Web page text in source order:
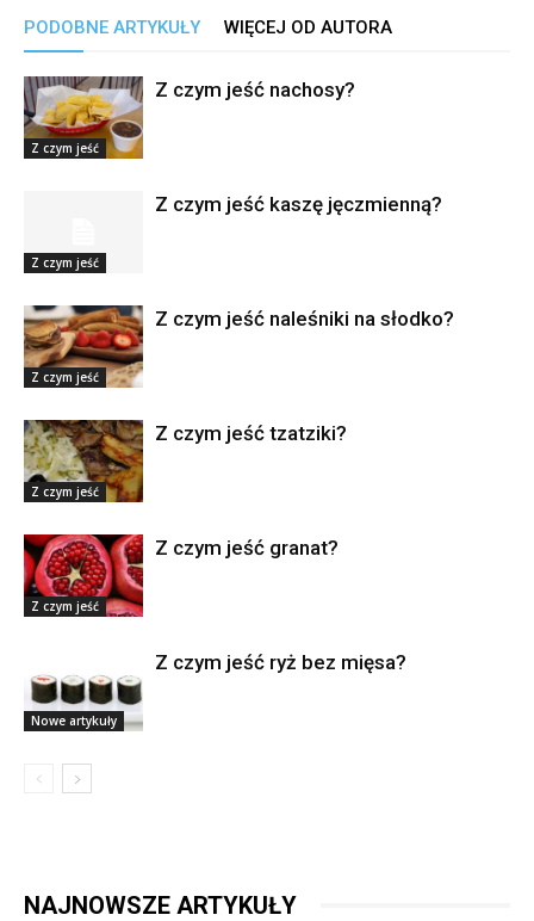
PODOBNE ARTYKUŁY WIĘCEJ OD AUTORA
Z czym jeść
Z czym jeść nachosy?
Z czym jeść
Z czym jeść kaszę jęczmienną?
Z czym jeść
Z czym jeść naleśniki na słodko?
Z czym jeść
Z czym jeść tzatziki?
Z czym jeść
Z czym jeść granat?
Nowe artykuły
Z czym jeść ryż bez mięsa?
NAJNOWSZE ARTYKUŁY